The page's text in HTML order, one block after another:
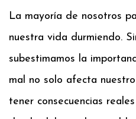
La mayoría de nosotros
nuestra vida durmiendo.
subestimamos la
mal no solo afecta
tener consecuencias